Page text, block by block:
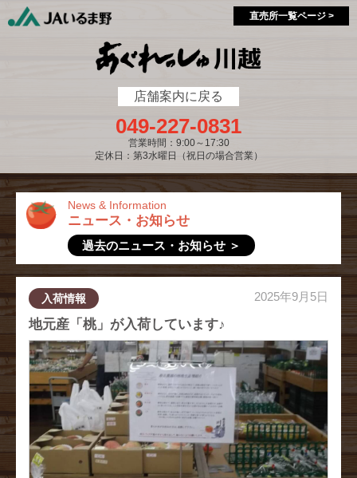
single-market.php
single-market.php
直売所一覧ページ >
店舗案内に戻る
049-227-0831
営業時間：9:00～17:30
定休日：第3水曜日（祝日の場合営業）
News & Information
ニュース・お知らせ
過去のニュース・お知らせ ＞
入荷情報 2025年9月5日
地元産「桃」が入荷しています♪